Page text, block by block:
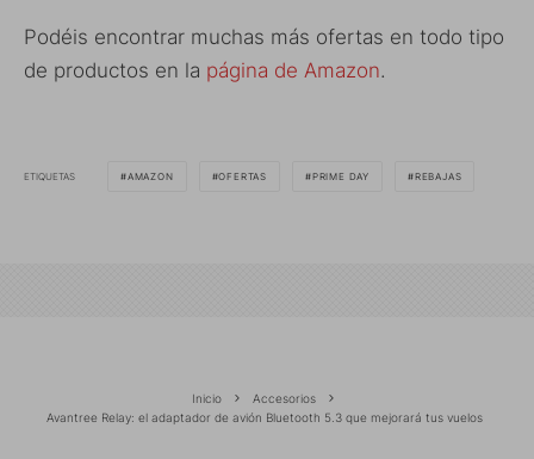
Podéis encontrar muchas más ofertas en todo tipo
de productos en la página de Amazon.
ETIQUETAS AMAZON OFERTAS PRIME DAY REBAJAS
Inicio
Accesorios
Avantree Relay: el adaptador de avión Bluetooth 5.3 que mejorará tus vuelos